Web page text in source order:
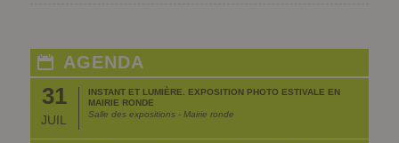
AGENDA
31
JUIL
INSTANT ET LUMIÈRE. EXPOSITION PHOTO ESTIVALE EN
MAIRIE RONDE
Salle des expositions - Mairie ronde